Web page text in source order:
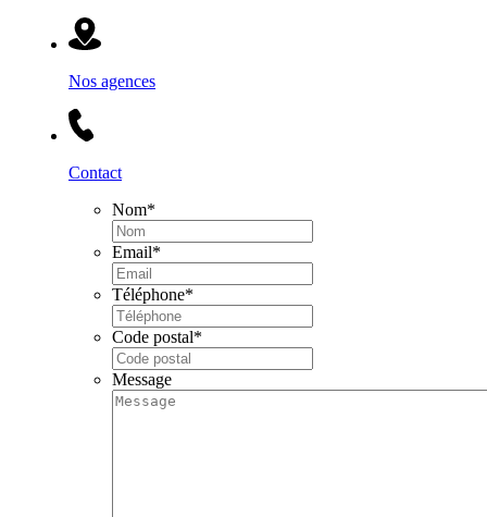
Nos agences
Contact
Nom*
Email*
Téléphone*
Code postal*
Message